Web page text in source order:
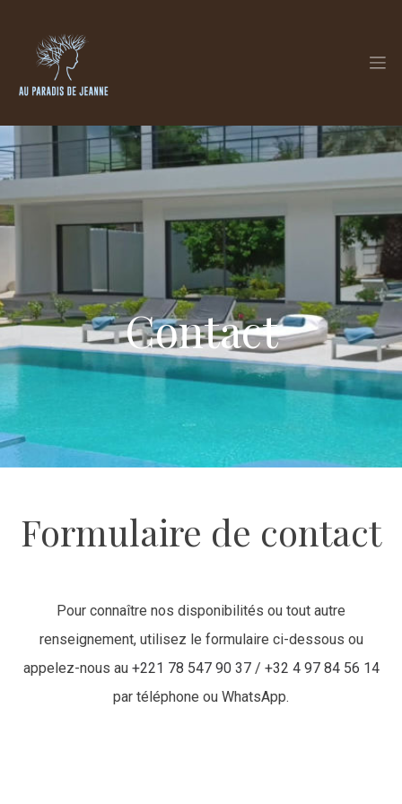
Contact
Formulaire de contact
Pour connaître nos disponibilités ou tout autre
renseignement, utilisez le formulaire ci-dessous ou
appelez-nous au +221 78 547 90 37/ +32 4 97 84 56 14
par téléphone ou WhatsApp.